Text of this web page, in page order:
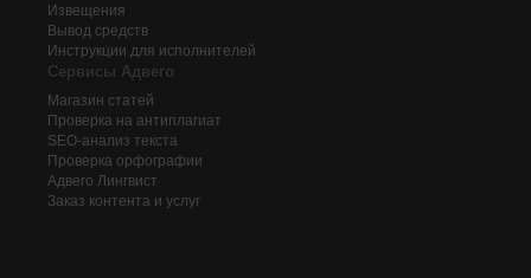
Извещения
Вывод средств
Инструкции для исполнителей
Сервисы Адвего
Магазин статей
Проверка на антиплагиат
SEO-анализ текста
Проверка орфографии
Адвего Лингвист
Заказ контента и услуг